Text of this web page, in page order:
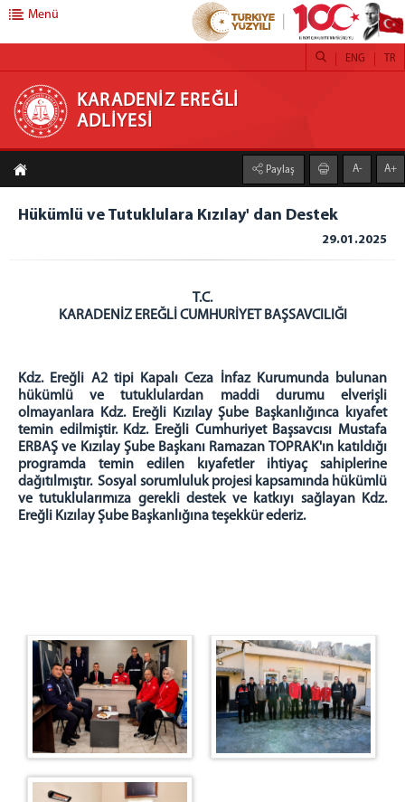
KARADENİZ EREĞLİ ADLİYESİ
ANASAYFA
ADLİYEMİZ
Adliyemizden Görüntüler
CUMHURİYET SAVCILARIMIZ
Komisyon Başkanlığı
Mahkemeler
Ceza Mahkemeleri
Hukuk Mahkemeleri
Mülhakat Adliyemiz
FAALİYET RAPORU
Menü
KARADENİZ EREĞLİ
ADLİYESİ
TR
ENG
Paylaş A- A+
Hükümlü ve Tutuklulara Kızılay' dan Destek
29.01.2025
T.C.
KARADENİZ EREĞLİ CUMHURİYET BAŞSAVCILIĞI
Kdz. Ereğli A2 tipi Kapalı Ceza İnfaz Kurumunda bulunan
hükümlü ve tutuklulardan maddi durumu elverişli
olmayanlara Kdz. Ereğli Kızılay Şube Başkanlığınca kıyafet
temin edilmiştir. Kdz. Ereğli Cumhuriyet Başsavcısı Mustafa
ERBAŞ ve Kızılay Şube Başkanı Ramazan TOPRAK'ın katıldığı
programda temin edilen kıyafetler ihtiyaç sahiplerine
dağıtılmıştır. Sosyal sorumluluk projesi kapsamında hükümlü
ve tutuklularımıza gerekli destek ve katkıyı sağlayan Kdz.
Ereğli Kızılay Şube Başkanlığına teşekkür ederiz.